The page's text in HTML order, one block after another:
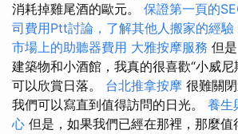
消耗掉雞尾酒的歐元。 保證第一頁的
司費用Ptt討論，了解其他人搬家的經驗
市場上的助聽器費用 大雅按摩服務 但
建築物和小酒館，我真的很喜歡“小威尼
可以欣賞日落。 台北推拿按摩 很難關
我們可以寫直到值得訪問的日光。 養生
心 但是，如果我們已經在那裡，那麼值